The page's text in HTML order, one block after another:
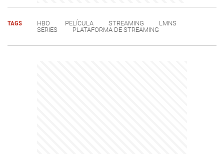
TAGS HBO PELÍCULA STREAMING
LMNS
SERIES
PLATAFORMA DE STREAMING